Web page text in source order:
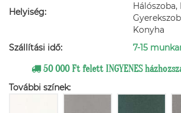
Helyiség:
Hálószoba,
Konyha
Szállítási idő:
7-15
50 000 Ft felett INGYENES
További színek: